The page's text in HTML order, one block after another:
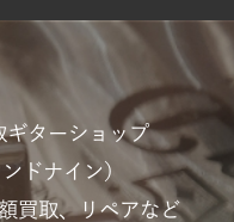
ギターショップ
ドナイン）
買取、リペアなど